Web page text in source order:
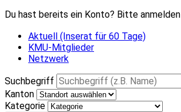
Du hast bereits ein Konto? Bitte anmelden
Aktuell (Inserat für 60 Tage)
KMU-Mitglieder
Netzwerk
Suchbegriff
Kanton
Kategorie